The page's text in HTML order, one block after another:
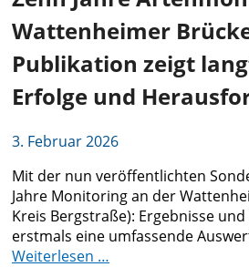
Wattenheimer
Publikation zeigt
Erfolge und
3. Februar 2026
Mit der nun veröffentlichten
Jahre Monitoring an der
Kreis Bergstraße): Ergebnisse
erstmals eine umfassende
Weiterlesen …